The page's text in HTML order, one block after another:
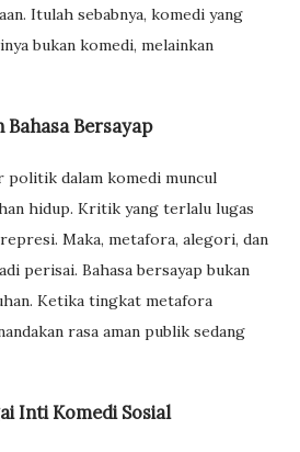
Itulah sebabnya, komedi yang
bukan komedi, melainkan
Bersayap
politik dalam komedi muncul
hidup. Kritik yang terlalu lugas
Maka, metafora, alegori, dan
perisai. Bahasa bersayap bukan
Ketika tingkat metafora
rasa aman publik sedang
Inti Komedi Sosial